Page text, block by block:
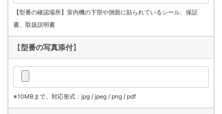
【型番の確認場所】室内機の下部や側面に貼られているシール、保証
書、取扱説明書
【型番の写真添付】
※10MBまで。対応形式：jpg / jpeg / png / pdf